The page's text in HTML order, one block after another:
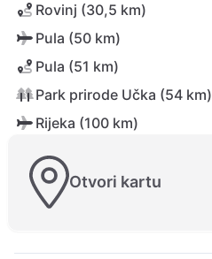
Rovinj (30,5 km)
Pula (50 km)
Pula (51 km)
Park prirode Učka (54 km)
Rijeka (100 km)
Otvori kartu